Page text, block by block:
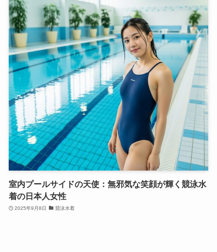
室内プールサイドの天使：無邪気な笑顔が輝く競泳水
着の日本人女性
2025年9月8日 競泳水着